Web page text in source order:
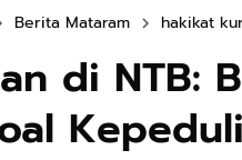
Berita Mataram hakikat
di NTB: